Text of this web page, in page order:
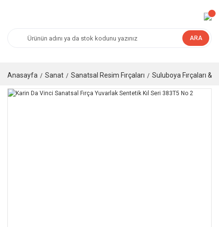
ARA
Anasayfa Sanat Sanatsal Resim Fırçaları Suluboya Fırçaları &